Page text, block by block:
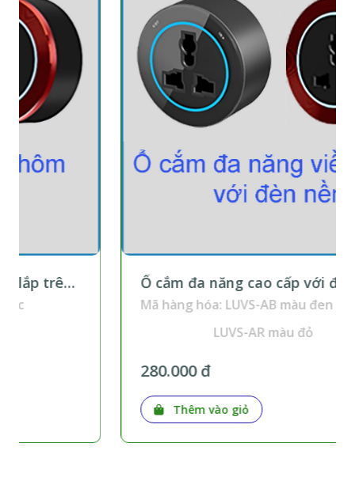
Ổ cắm đa năng cao cấp với đèn nền lắp
trên thanh ray
Mã hàng hóa: LUVS-AB màu đen
LUVS-AR màu đỏ
Thêm vào giỏ